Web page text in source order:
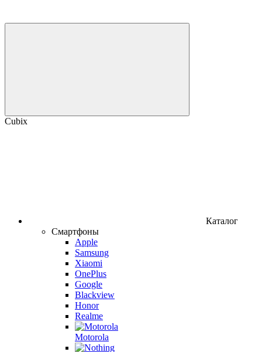
Cubix
Каталог
Смартфоны
Apple
Samsung
Xiaomi
OnePlus
Google
Blackview
Honor
Realme
Motorola